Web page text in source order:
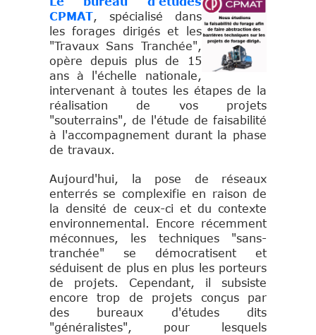
CPMAT, spécialisé dans
les forages dirigés et les
"Travaux Sans Tranchée",
opère depuis plus de 15
ans à l'échelle nationale,
intervenant à toutes les étapes de la
réalisation de vos projets
"souterrains", de l'étude de faisabilité
à l'accompagnement durant la phase
de travaux.
Aujourd'hui, la pose de réseaux
enterrés se complexifie en raison de
la densité de ceux-ci et du contexte
environnemental. Encore récemment
méconnues, les techniques "sans-
tranchée" se démocratisent et
séduisent de plus en plus les porteurs
de projets. Cependant, il subsiste
encore trop de projets conçus par
des bureaux d'études dits
"généralistes", pour lesquels